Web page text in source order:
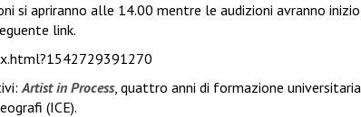
si apriranno alle 14.00 mentre le audizioni avranno
link.
Artist in Process, quattro anni di formazione universitaria
(ICE).